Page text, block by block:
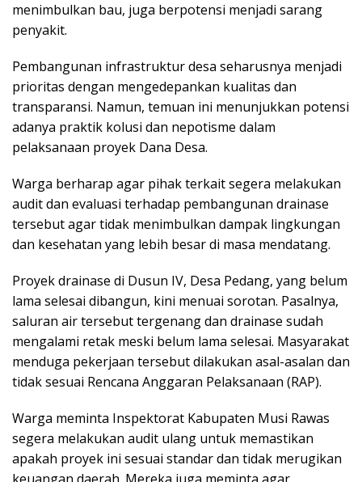
menimbulkan bau, juga berpotensi menjadi sarang
penyakit.
Pembangunan infrastruktur desa seharusnya menjadi
prioritas dengan mengedepankan kualitas dan
transparansi. Namun, temuan ini menunjukkan potensi
adanya praktik kolusi dan nepotisme dalam
pelaksanaan proyek Dana Desa.
Warga berharap agar pihak terkait segera melakukan
audit dan evaluasi terhadap pembangunan drainase
tersebut agar tidak menimbulkan dampak lingkungan
dan kesehatan yang lebih besar di masa mendatang.
Proyek drainase di Dusun IV, Desa Pedang, yang belum
lama selesai dibangun, kini menuai sorotan. Pasalnya,
saluran air tersebut tergenang dan drainase sudah
mengalami retak meski belum lama selesai. Masyarakat
menduga pekerjaan tersebut dilakukan asal-asalan dan
tidak sesuai Rencana Anggaran Pelaksanaan (RAP).
Warga meminta Inspektorat Kabupaten Musi Rawas
segera melakukan audit ulang untuk memastikan
apakah proyek ini sesuai standar dan tidak merugikan